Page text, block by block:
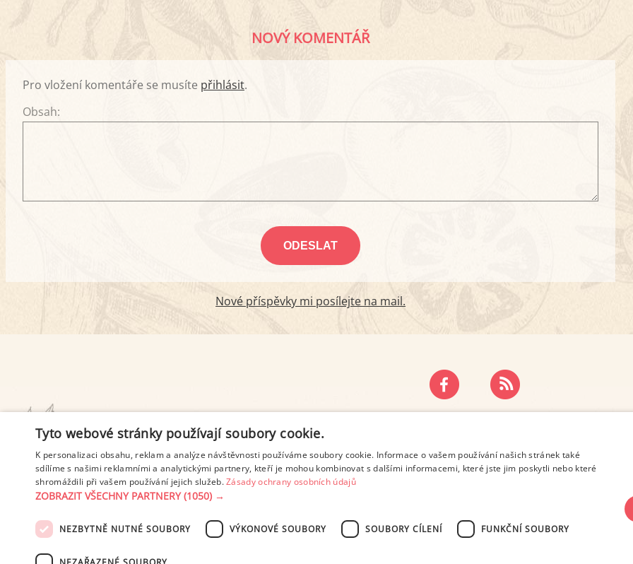
NOVÝ KOMENTÁŘ
Pro vložení komentáře se musíte přihlásit.
Obsah:
Nové příspěvky mi posílejte na mail.
PODMÍNKY UŽITÍ ZÁSADY OCHRANY OSOBNÍCH ÚDAJŮ
Tyto webové stránky používají soubory cookie.
K personalizaci obsahu, reklam a analýze návštěvnosti používáme soubory cookie. Informace o vašem používání našich stránek také
sdílíme s našimi reklamními a analytickými partnery, kteří je mohou kombinovat s dalšími informacemi, které jste jim poskytli nebo které
shromáždili při vašem používání jejich služeb.Zásady ochrany osobních údajů
ZOBRAZIT VŠECHNY PARTNERY(1050) →
NEZBYTNĚ NUTNÉ SOUBORY VÝKONOVÉ SOUBORY SOUBORY CÍLENÍ FUNKČNÍ SOUBORY